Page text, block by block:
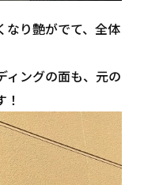
なり艶がでて、全体
ィングの面も、元の